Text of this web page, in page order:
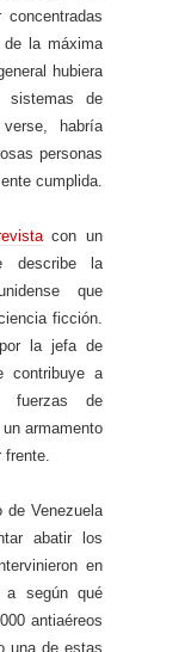
la máxima
hubiera
de
habría
personas
cumplida.
con un
describe la
que
ficción.
la jefa de
contribuye a
fuerzas de
armamento
frente.
de Venezuela
abatir los
en
a según qué
antiaéreos
una de estas